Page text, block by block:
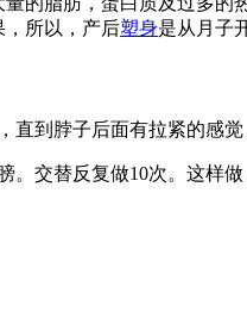
，所以，产后塑身是从月子
直到脖子后面有拉紧的感
。交替反复做10次。这样